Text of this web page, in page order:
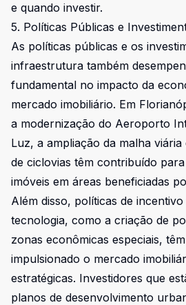
e quando investir.
5. Políticas Públicas e
As políticas públicas e os
infraestrutura também
fundamental no impacto da
mercado imobiliário. Em
a modernização do Aeroporto
Luz, a ampliação da malha
de ciclovias têm contribuído
imóveis em áreas beneficiadas
Além disso, políticas de
tecnologia, como a criação de
zonas econômicas especiais,
impulsionado o mercado
estratégicas. Investidores que
planos de desenvolvimento